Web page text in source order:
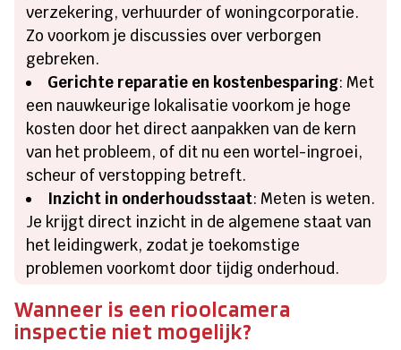
verzekering, verhuurder of woningcorporatie.
Zo voorkom je discussies over verborgen
gebreken.
Gerichte reparatie en kostenbesparing: Met
een nauwkeurige lokalisatie voorkom je hoge
kosten door het direct aanpakken van de kern
van het probleem, of dit nu een wortel-ingroei,
scheur of verstopping betreft.
Inzicht in onderhoudsstaat: Meten is weten.
Je krijgt direct inzicht in de algemene staat van
het leidingwerk, zodat je toekomstige
problemen voorkomt door tijdig onderhoud.
Wanneer is een rioolcamera
inspectie niet mogelijk?